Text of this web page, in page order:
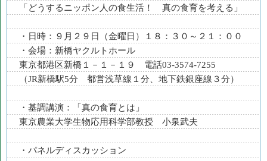
「どうするニッポン人の食生活！ 真の食育を考える」
・日時：９月２９日（金曜日）１８：３０～２１：００
・会場：新橋ヤクルトホール
東京都港区新橋１－１－１９ 電話03-3574-7255
（JR新橋駅5分 都営浅草線１分、地下鉄銀座線３分）
・基調講演：「真の食育とは」
東京農業大学生物応用科学部教授 小泉武夫
・パネルディスカッション